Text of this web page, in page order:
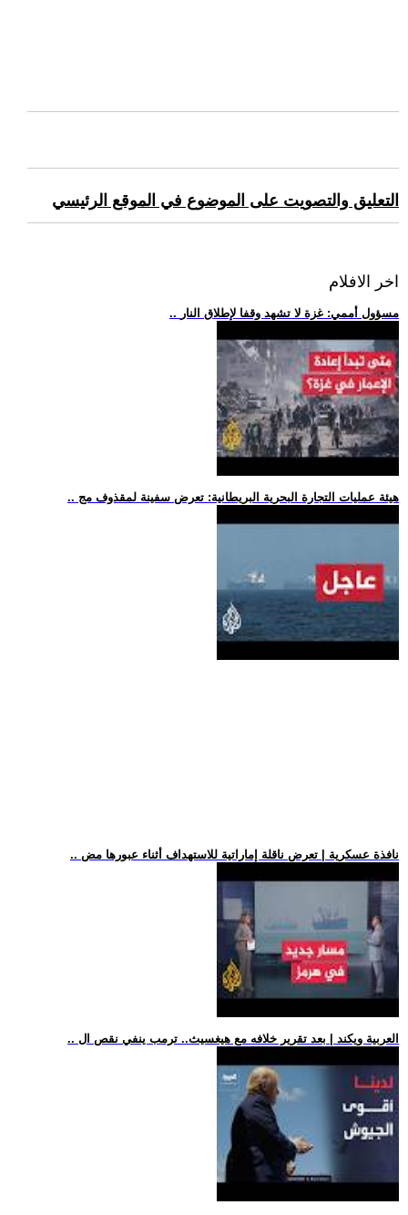
التعليق والتصويت على الموضوع في الموقع الرئيسي
اخر الافلام
.. مسؤول أممي: غزة لا تشهد وقفا لإطلاق النار
.. هيئة عمليات التجارة البحرية البريطانية: تعرض سفينة لمقذوف مج
.. نافذة عسكرية | تعرض ناقلة إماراتية للاستهداف أثناء عبورها مض
.. العربية ويكند | بعد تقرير خلافه مع هيغسيث.. ترمب ينفي نقص ال